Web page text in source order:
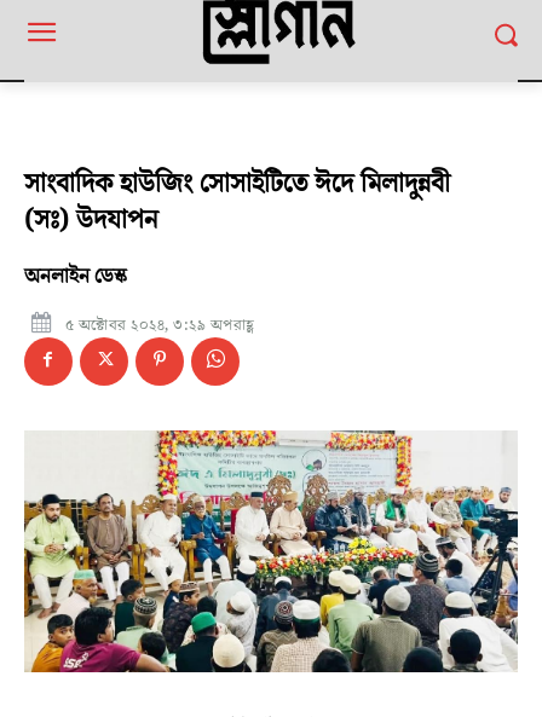
সাংবাদিক হাউজিং সোসাইটিতে ঈদে মিলাদুন্নবী
(সঃ) উদযাপন
অনলাইন ডেস্ক
৫ অক্টোবর ২০২৪, ৩:২৯ অপরাহ্ণ